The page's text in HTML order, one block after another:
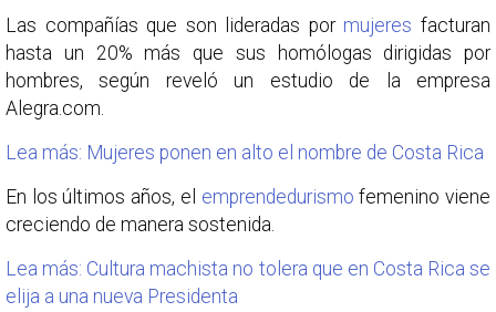
Las compañías que son lideradas por mujeres facturan
hasta un 20% más que sus homólogas dirigidas por
hombres, según reveló un estudio de la empresa
Alegra.com.
Lea más: Mujeres ponen en alto el nombre de Costa Rica
En los últimos años, el emprendedurismo femenino viene
creciendo de manera sostenida.
Lea más: Cultura machista no tolera que en Costa Rica se
elija a una nueva Presidenta